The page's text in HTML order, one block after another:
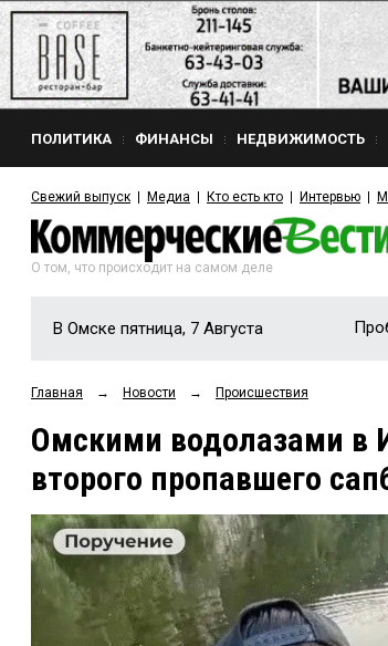
ПОЛИТИКА ФИНАНСЫ НЕДВИЖИМОСТЬ
Свежий выпуск Медиа Кто есть кто Интервью
О том, что происходит на самом деле
В Омске пятница, 7 Августа
Главная → Новости → Происшествия
Омскими водолазами в
второго пропавшего